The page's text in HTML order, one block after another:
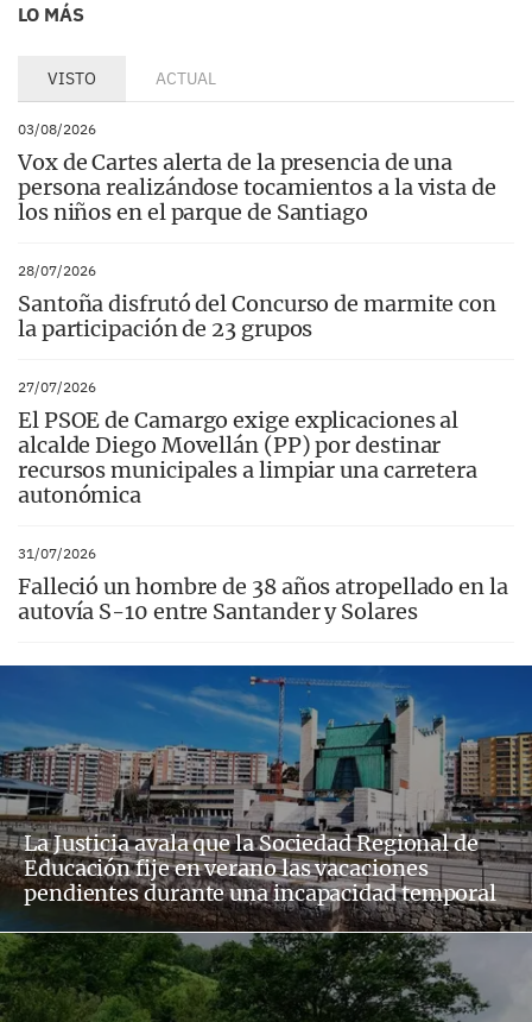
LO MÁS
VISTO ACTUAL
03/08/2026
Vox de Cartes alerta de la presencia de una
persona realizándose tocamientos a la vista de
los niños en el parque de Santiago
28/07/2026
Santoña disfrutó del Concurso de marmite con
la participación de 23 grupos
27/07/2026
El PSOE de Camargo exige explicaciones al
alcalde Diego Movellán (PP) por destinar
recursos municipales a limpiar una carretera
autonómica
31/07/2026
Falleció un hombre de 38 años atropellado en la
autovía S-10 entre Santander y Solares
La Justicia avala que la Sociedad Regional de
Educación fije en verano las vacaciones
pendientes durante una incapacidad temporal